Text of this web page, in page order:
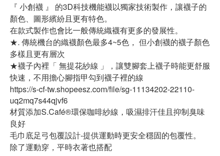
『 小創襪 』 的3D科技機能襪以獨家技術製作，讓襪子的
顏色、圖形繽紛且更有特色。
在款式製作也會比一般傳統織襪有更多的發展性。
★. 傳統機台的織襪顏色最多4~5色， 但小創襪的襪子顏色
多樣且更有層次
★襪子內裡「 無提花紗線 」，讓雙腳套上襪子時能更舒服
快速，不用擔心腳指甲勾到襪子裡的線
https://s-cf-tw.shopeesz.com/file/sg-11134202-22110-
uq2mq7s44qjvf6
材質添加S.Café®環保咖啡紗線，吸濕排汗佳且抑制臭味
良好
毛巾底足弓包覆設計-提供運動時更安全穩固的包覆性。
除了運動穿，平時衣著也搭配